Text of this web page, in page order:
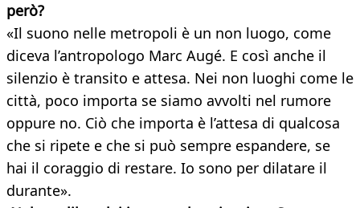
però?
«Il suono nelle metropoli è un non luogo, come
diceva l’antropologo Marc Augé. E così anche il
silenzio è transito e attesa. Nei non luoghi come le
città, poco importa se siamo avvolti nel rumore
oppure no. Ciò che importa è l’attesa di qualcosa
che si ripete e che si può sempre espandere, se
hai il coraggio di restare. Io sono per dilatare il
durante».